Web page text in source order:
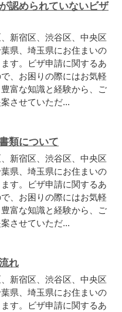
認められていないビザ
新宿区、渋谷区、中央区
県、埼玉県にお住まいの
す。ビザ申請に関するあ
、お困りの際にはお気軽
富な知識と経験から、ご
させていただ...
類について
新宿区、渋谷区、中央区
県、埼玉県にお住まいの
す。ビザ申請に関するあ
、お困りの際にはお気軽
富な知識と経験から、ご
させていただ...
れ
新宿区、渋谷区、中央区
県、埼玉県にお住まいの
す。ビザ申請に関するあ